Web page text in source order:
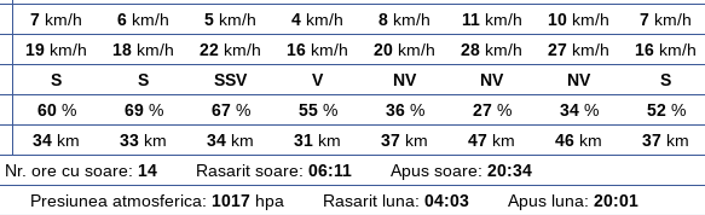
7 km/h 6 km/h 5 km/h 4 km/h 8 km/h 11km/h 10 km/h 7 km/h
19 km/h 18 km/h 22 km/h 16 km/h 20 km/h 28 km/h 27 km/h 16 km/h
S S SSV V NV NV NV S
60% 69% 67% 55% 36% 27% 34% 52%
34 km 33 km 34 km 31 km 37 km 47 km 46 km 37 km
Nr. ore cu soare: 14Rasarit soare: 06:11Apus soare: 20:34
Presiunea atmosferica: 1017 hpa Rasarit luna: 04:03 Apus luna: 20:01